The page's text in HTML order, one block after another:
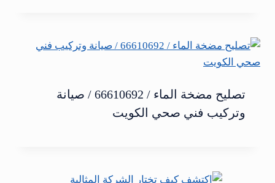
تصليح مضخة الماء / 66610692 / صيانة
وتركيب فني صحي الكويت